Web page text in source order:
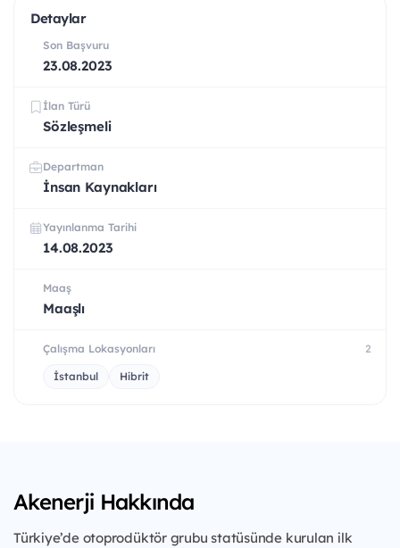
Detaylar
Son Başvuru
23.08.2023
İlan Türü
Sözleşmeli
Departman
İnsan Kaynakları
Yayınlanma Tarihi
14.08.2023
Maaş
Maaşlı
Çalışma Lokasyonları 2
İstanbul Hibrit
Akenerji Hakkında
Türkiye’de otoprodüktör grubu statüsünde kurulan ilk